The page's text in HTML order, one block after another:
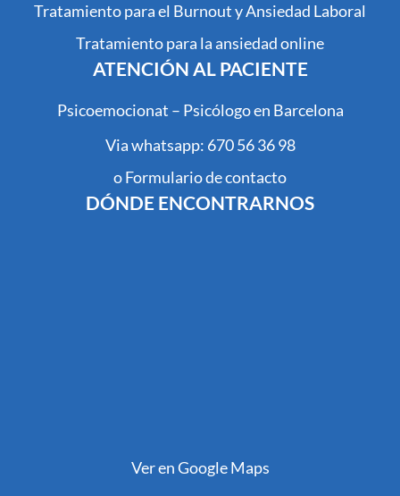
Tratamiento para el Burnout y Ansiedad Laboral
Tratamiento para la ansiedad online
ATENCIÓN AL PACIENTE
Psicoemocionat – Psicólogo en Barcelona
Via whatsapp: 670 56 36 98
o Formulario de contacto
DÓNDE ENCONTRARNOS
Ver en Google Maps